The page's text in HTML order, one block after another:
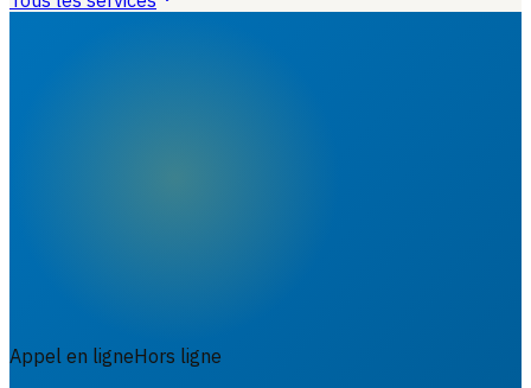
Appel en ligneHors ligne